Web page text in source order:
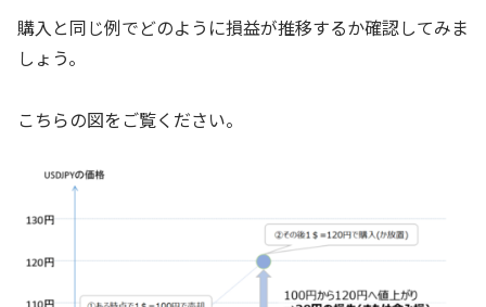
購入と同じ例でどのように損益が推移するか確認してみま
しょう。
こちらの図をご覧ください。